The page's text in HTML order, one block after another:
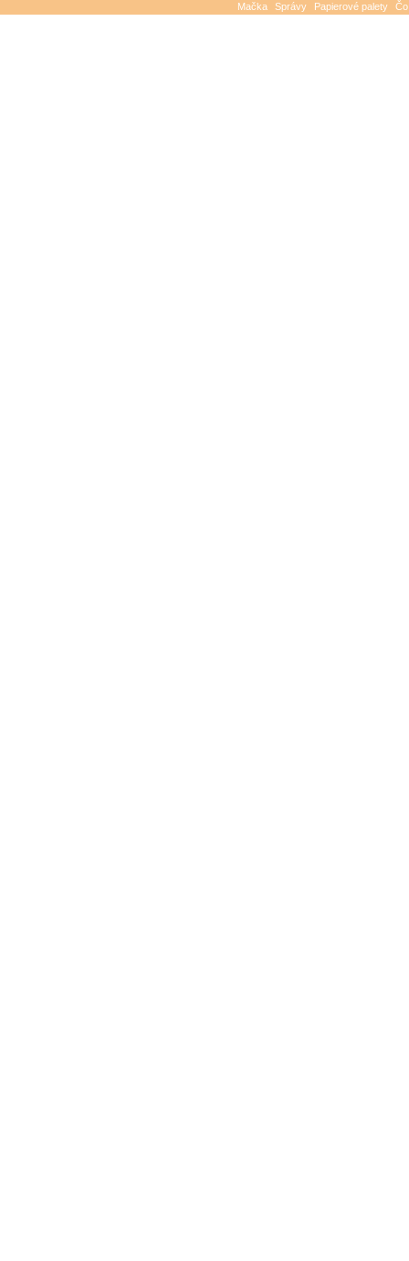
Mačka
Správy Papierové palety